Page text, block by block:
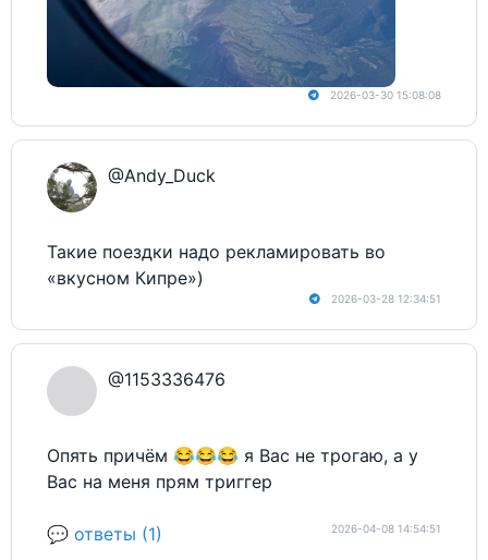
2026-03-30 15:08:08
@Andy_Duck
Такие поездки надо рекламировать во
«вкусном Кипре»)
2026-03-28 12:34:51
@1153336476
Опять причём 😂😂😂 я Вас не трогаю, а у
Вас на меня прям триггер
💬 ответы (1) 2026-04-08 14:54:51